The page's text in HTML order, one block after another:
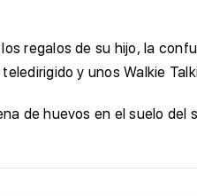
regalos de su hijo, la
y unos Walkie
de huevos en el suelo